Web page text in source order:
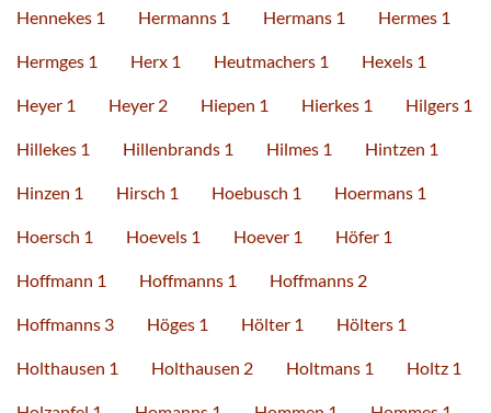
Hennekes 1 Hermanns 1 Hermans 1 Hermes 1
Hermges 1 Herx 1 Heutmachers 1 Hexels 1
Heyer 1 Heyer 2 Hiepen 1 Hierkes 1 Hilgers 1
Hillekes 1 Hillenbrands 1 Hilmes 1 Hintzen 1
Hinzen 1 Hirsch 1 Hoebusch 1 Hoermans 1
Hoersch 1 Hoevels 1 Hoever 1 Höfer 1
Hoffmann 1 Hoffmanns 1 Hoffmanns 2
Hoffmanns 3 Höges 1 Hölter 1 Hölters 1
Holthausen 1 Holthausen 2 Holtmans 1 Holtz 1